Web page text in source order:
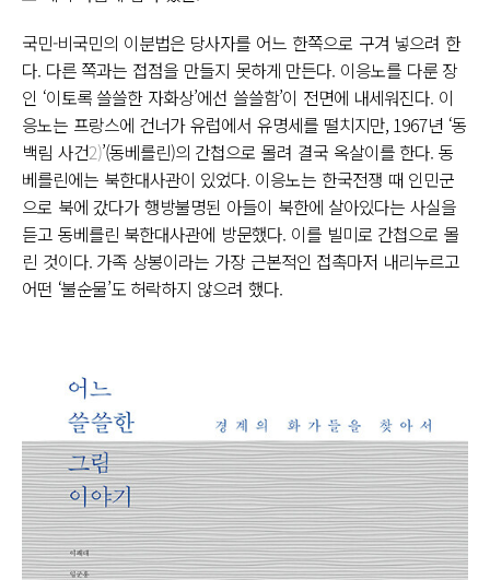
국민-비국민의 이분법은 당사자를 어느 한쪽으로 구겨 넣으려 한
다. 다른 쪽과는 접점을 만들지 못하게 만든다. 이응노를 다룬 장
인 ‘이토록 쓸쓸한 자화상’에선 쓸쓸함’이 전면에 내세워진다. 이
응노는 프랑스에 건너가 유럽에서 유명세를 떨치지만, 1967년 ‘동
백림 사건2)’(동베를린)의 간첩으로 몰려 결국 옥살이를 한다. 동
베를린에는 북한대사관이 있었다. 이응노는 한국전쟁 때 인민군
으로 북에 갔다가 행방불명된 아들이 북한에 살아있다는 사실을
듣고 동베를린 북한대사관에 방문했다. 이를 빌미로 간첩으로 몰
린 것이다. 가족 상봉이라는 가장 근본적인 접촉마저 내리누르고
어떤 ‘불순물’도 허락하지 않으려 했다.